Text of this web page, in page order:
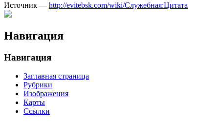
Источник — http://evitebsk.com/wiki/Служебная:Цитата
Навигация
Навигация
Заглавная страница
Рубрики
Изображения
Карты
Ссылки